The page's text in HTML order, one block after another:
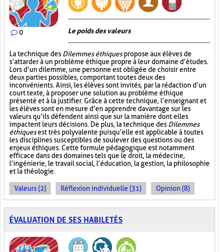
0 Le poids des valeurs
La technique des Dilemmes éthiquespropose aux élèves de
s’attarder à un problème éthique propre à leur domaine d’études.
Lors d’un dilemme, une personne est obligée de choisir entre
deux parties possibles, comportant toutes deux des
inconvénients. Ainsi, les élèves sont invités, par la rédaction d’un
court texte, à proposer une solution au problème éthique
présenté et à la justifier. Grâce à cette technique, l’enseignant et
les élèves sont en mesure d’en apprendre davantage sur les
valeurs qu’ils défendent ainsi que sur la manière dont elles
impactent leurs décisions. De plus, la technique des Dilemmes
éthiquesest très polyvalente puisqu’elle est applicable à toutes
les disciplines susceptibles de soulever des questions ou des
enjeux éthiques. Cette formule pédagogique est notamment
efficace dans des domaines tels que le droit, la médecine,
l’ingénierie, le travail social, l’éducation, la gestion, la philosophie
et la théologie.
Valeurs (2) Réflexion individuelle (31) Opinion (8)
ÉVALUATION DE SES HABILETÉS